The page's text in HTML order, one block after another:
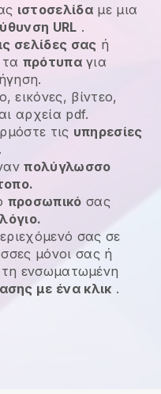
ιστοσελίδα με μια
URL .
σελίδες σας ή
πρότυπαγια
εικόνες, βίντεο,
αρχεία pdf.
τις υπηρεσίες
.
πολύγλωσσο
προσωπικό σας
σας σε
μόνοι σας ή
ενσωματωμένη
με ένα κλικ .